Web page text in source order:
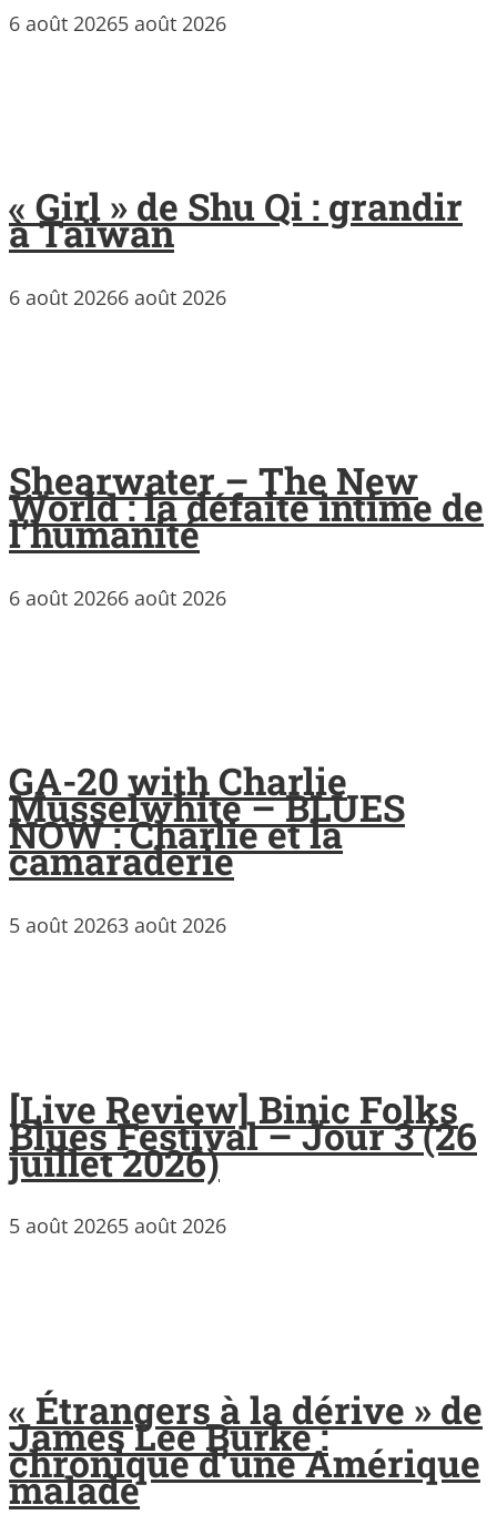
6 août 20265 août 2026
« Girl » de Shu Qi : grandir
à Taïwan
6 août 20266 août 2026
Shearwater – The New
World : la défaite intime de
l’humanité
6 août 20266 août 2026
GA-20 with Charlie
Musselwhite – BLUES
NOW : Charlie et la
camaraderie
5 août 20263 août 2026
[Live Review] Binic Folks
Blues Festival – Jour 3 (26
juillet 2026)
5 août 20265 août 2026
« Étrangers à la dérive » de
James Lee Burke :
chronique d’une Amérique
malade